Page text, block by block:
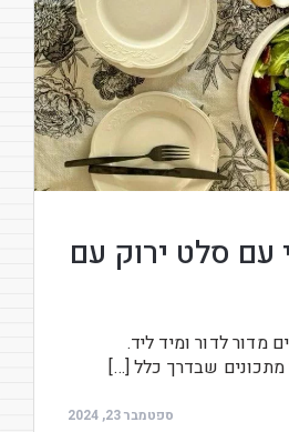
עם סלט ירוק עם
מדור לדור ומיד ליד.
מתכונים שבדרך כלל […]
ספטמבר 23, 2024